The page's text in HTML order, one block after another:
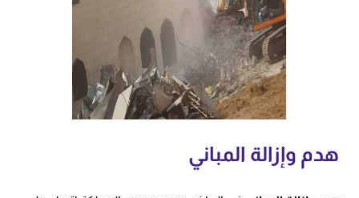
هدم وإزالة المباني